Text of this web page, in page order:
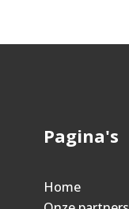
Pagina's
Home